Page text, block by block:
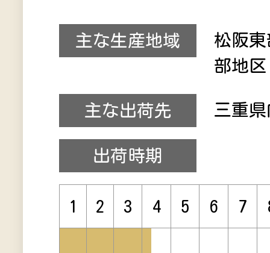
主な生産地域
松阪
部地区
主な出荷先 三重
出荷時期
1 2 3 4 5 6 7